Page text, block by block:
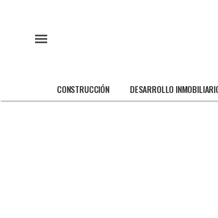
CONSTRUCCIÓN DESARROLLO